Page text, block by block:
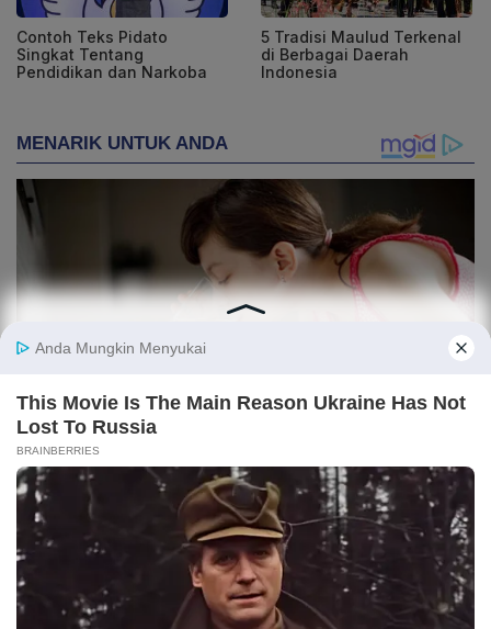
Contoh Teks Pidato
Singkat Tentang
Pendidikan dan Narkoba
5 Tradisi Maulud Terkenal
di Berbagai Daerah
Indonesia